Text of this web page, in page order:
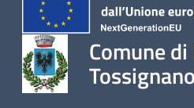
Comune
Tossignano